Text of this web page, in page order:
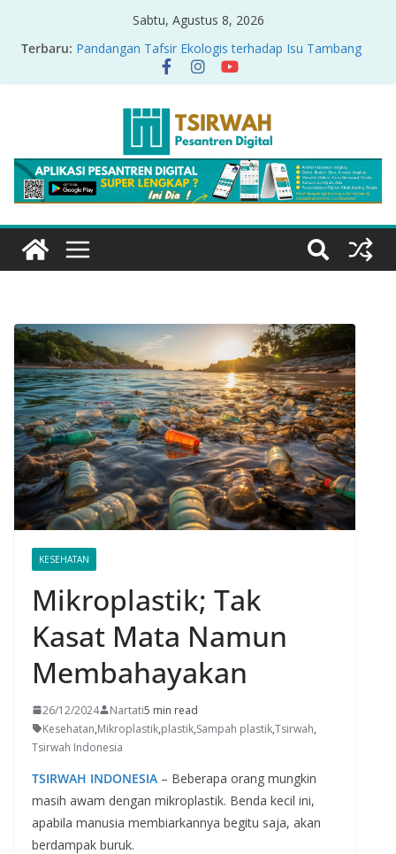
Sabtu, Agustus 8, 2026
Terbaru:
Menyikapi Fatherless, Kisah Lukman Menjadi
Cerminan
Pandangan Tafsir Ekologis terhadap Isu Tambang
Nikel di Raja Ampat
ERA PERTENGAHAN
Oversharing dan Privasi dalam Al-Qur’an: “Ketika
Ayat Bicara Soal Curhat di Sosmed”
KESEHATAN
Mikroplastik; Tak
Kasat Mata Namun
Membahayakan
26/12/2024 Nartati5 min read
Kesehatan,Mikroplastik,plastik,Sampah plastik,Tsirwah,
Tsirwah Indonesia
TSIRWAH INDONESIA – Beberapa orang mungkin
masih awam dengan mikroplastik. Benda kecil ini,
apabila manusia membiarkannya begitu saja, akan
berdampak buruk.